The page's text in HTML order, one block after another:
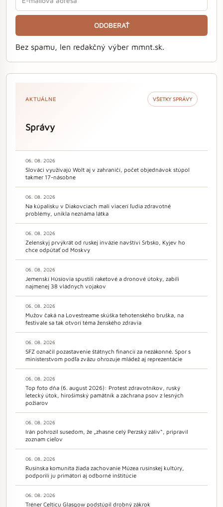
ODOBERAŤ
Bez spamu, len redakčný výber mmnt.sk.
AKTUÁLNE VŠETKY SPRÁVY
Správy
06. 08. 2026
Slováci využívajú Wolt aj v zahraničí, počet objednávok stúpol
takmer 17-násobne
06. 08. 2026
Na kúpalisku v Diakovciach mali viacerí ľudia zdravotné
problémy, unikla neznáma látka
06. 08. 2026
Zelenskyj prvýkrát od ruskej invázie navštívi Srbsko, Kyjev ho
chce odpútať od Moskvy
06. 08. 2026
Jemenskí Húsíovia spustili raketové a dronové útoky, zabili
najmenej 38 vládnych vojakov
06. 08. 2026
Mužov čaká na Lovestreame skúška tehotenského bruška, na
festivale sa tak otvorí téma ženského zdravia
06. 08. 2026
SFZ označil pozastavenie štátnych financií za nezákonné. Spor s
ministerstvom podľa zväzu ohrozuje mládež aj reprezentácie
06. 08. 2026
Top foto dňa (6. august 2026): Protest zdravotníkov, ruský
letecký útok, hirošimský pamätník a záchrana psov z lesných
požiarov
06. 08. 2026
Irán pohrozil susedom, že „zhasne celý Perzský záliv“, pripravil
zoznam cieľov
06. 08. 2026
Rusínska komunita žiada zachovanie Múzea rusínskej kultúry,
podporili ju primátori aj odborné inštitúcie
06. 08. 2026
Tréner Celticu Glasgow podstúpil drobný zákrok